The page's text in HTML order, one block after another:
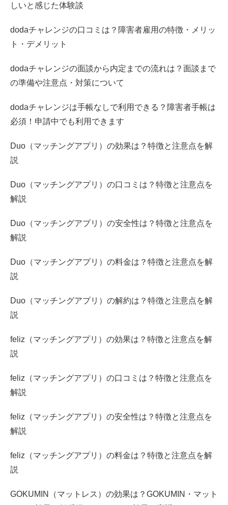
しいと感じた体験談
dodaチャレンジの口コミは？障害者雇用の特徴・メリッ
ト・デメリット
dodaチャレンジの面談から内定までの流れは？面談まで
の準備や注意点・対策について
dodaチャレンジは手帳なしで利用できる？障害者手帳は
必須！申請中でも利用できます
Duo（マッチングアプリ）の効果は？特徴と注意点を解
説
Duo（マッチングアプリ）の口コミは？特徴と注意点を
解説
Duo（マッチングアプリ）の安全性は？特徴と注意点を
解説
Duo（マッチングアプリ）の料金は？特徴と注意点を解
説
Duo（マッチングアプリ）の解約は？特徴と注意点を解
説
feliz（マッチングアプリ）の効果は？特徴と注意点を解
説
feliz（マッチングアプリ）の口コミは？特徴と注意点を
解説
feliz（マッチングアプリ）の安全性は？特徴と注意点を
解説
feliz（マッチングアプリ）の料金は？特徴と注意点を解
説
GOKUMIN（マットレス）の効果は？GOKUMIN・マット